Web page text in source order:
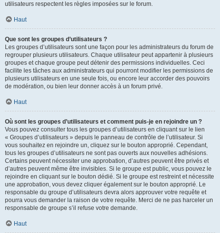
utilisateurs respectent les règles imposées sur le forum.
Haut
Que sont les groupes d’utilisateurs ?
Les groupes d’utilisateurs sont une façon pour les administrateurs du forum de
regrouper plusieurs utilisateurs. Chaque utilisateur peut appartenir à plusieurs
groupes et chaque groupe peut détenir des permissions individuelles. Ceci
facilite les tâches aux administrateurs qui pourront modifier les permissions de
plusieurs utilisateurs en une seule fois, ou encore leur accorder des pouvoirs
de modération, ou bien leur donner accès à un forum privé.
Haut
Où sont les groupes d’utilisateurs et comment puis-je en rejoindre un ?
Vous pouvez consulter tous les groupes d’utilisateurs en cliquant sur le lien
« Groupes d’utilisateurs » depuis le panneau de contrôle de l’utilisateur. Si
vous souhaitez en rejoindre un, cliquez sur le bouton approprié. Cependant,
tous les groupes d’utilisateurs ne sont pas ouverts aux nouvelles adhésions.
Certains peuvent nécessiter une approbation, d’autres peuvent être privés et
d’autres peuvent même être invisibles. Si le groupe est public, vous pouvez le
rejoindre en cliquant sur le bouton dédié. Si le groupe est restreint et nécessite
une approbation, vous devez cliquer également sur le bouton approprié. Le
responsable du groupe d’utilisateurs devra alors approuver votre requête et
pourra vous demander la raison de votre requête. Merci de ne pas harceler un
responsable de groupe s’il refuse votre demande.
Haut